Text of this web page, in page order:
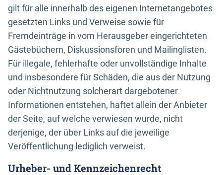
gilt für alle innerhalb des eigenen Internetangebotes
gesetzten Links und Verweise sowie für
Fremdeinträge in vom Herausgeber eingerichteten
Gästebüchern, Diskussionsforen und Mailinglisten.
Für illegale, fehlerhafte oder unvollständige Inhalte
und insbesondere für Schäden, die aus der Nutzung
oder Nichtnutzung solcherart dargebotener
Informationen entstehen, haftet allein der Anbieter
der Seite, auf welche verwiesen wurde, nicht
derjenige, der über Links auf die jeweilige
Veröffentlichung lediglich verweist.
Urheber- und Kennzeichenrecht